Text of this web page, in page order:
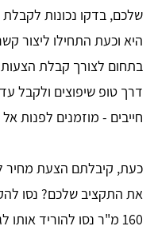
שלכם, בדקו נכונות
היא וכעת התחילו ליצור
בתחום לצורך קבלת
דרך טופ שיפוצים ולקבל
חייבים - מוזמנים לפנות
כעת, קיבלתם הצעת מחיר
את התקציב שלכם? נסו